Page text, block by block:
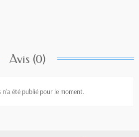
Avis (0)
n'a été publié pour le moment.